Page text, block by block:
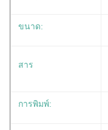
ขนาด:
สาร
การพิมพ์: